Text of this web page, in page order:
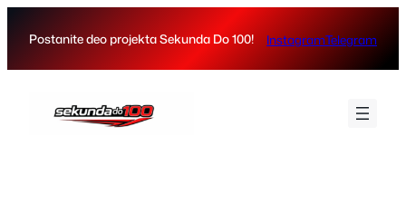
Postanite deo projekta Sekunda Do 100! InstagramTelegram